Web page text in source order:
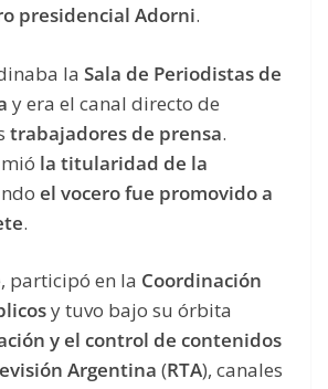
presidencial Adorni.
la Sala de Periodistas de
y era el canal directo de
trabajadores de prensa.
la titularidad de la
el vocero fue promovido a
.
participó en la Coordinación
y tuvo bajo su órbita
y el control de contenidos
Argentina (RTA), canales